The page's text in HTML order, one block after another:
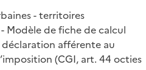
- territoires
Modèle de fiche de calcul
afférente au
(CGI, art. 44 octies